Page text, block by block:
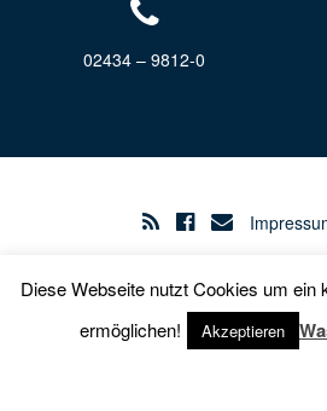
02434 – 9812-0
Diese Webseite nutzt Cookies um ein
ermöglichen!
Akzeptieren